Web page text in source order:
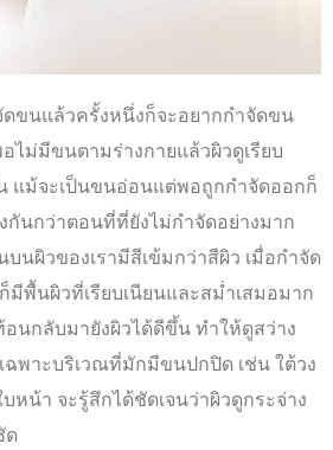
ดขนแล้วครั้งหนึ่งก็จะอยากกำจัดขน
ไม่มีขนตามร่างกายแล้วผิวดูเรียบ
แม้จะเป็นขนอ่อนแต่พอถูกกำจัดออกก็
กันกว่าตอนที่ที่ยังไม่กำจัดอย่างมาก
บนผิวของเรามีสีเข้มกว่าสีผิว เมื่อกำจัด
มีพื้นผิวที่เรียบเนียนและสม่ำเสมอมาก
นกลับมายังผิวได้ดีขึ้น ทำให้ดูสว่าง
ฉพาะบริเวณที่มักมีขนปกปิด เช่น ใต้วง
หน้า จะรู้สึกได้ชัดเจนว่าผิวดูกระจ่าง
ด